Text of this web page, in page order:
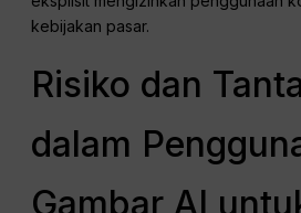
kebijakan pasar.
Risiko dan
dalam
Gambar AI